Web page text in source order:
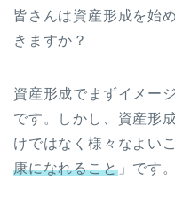
皆さんは資産形成を始
きますか？
資産形成でまずイメー
です。しかし、資産形
けではなく様々なよい
康になれること」です。